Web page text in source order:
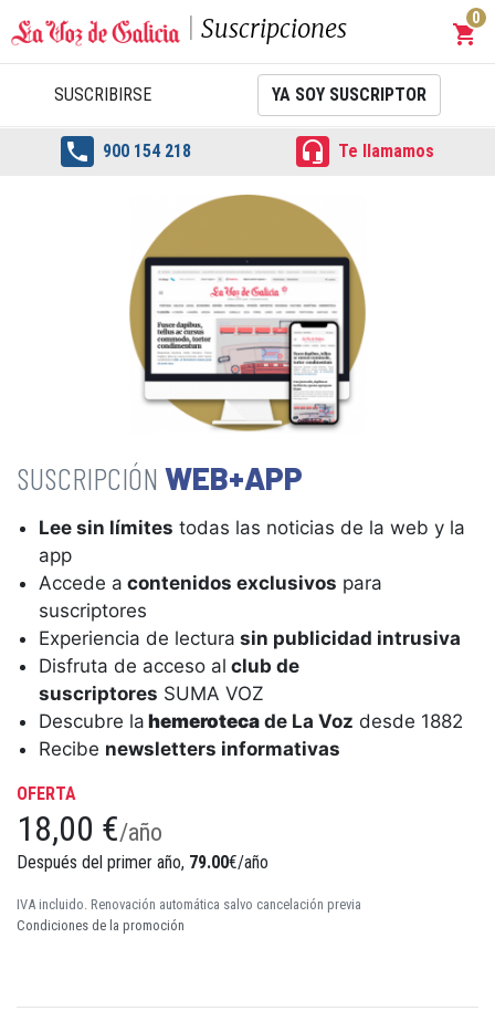
Suscripciones shopping_cart
0
SUSCRIBIRSE YA SOY SUSCRIPTOR
 900 154 218  Te llamamos
WEB+APP
Lee sin límites todas las noticias de la web y la
app
Accede a contenidos exclusivos para
suscriptores
Experiencia de lectura sin publicidad intrusiva
Disfruta de acceso al club de
suscriptores SUMA VOZ
Descubre la hemeroteca de La Voz desde 1882
Recibe newsletters informativas
OFERTA
18,00 €/año
Después del primer año, 79.00€/año
IVA incluido. Renovación automática salvo cancelación previa
Condiciones de la promoción